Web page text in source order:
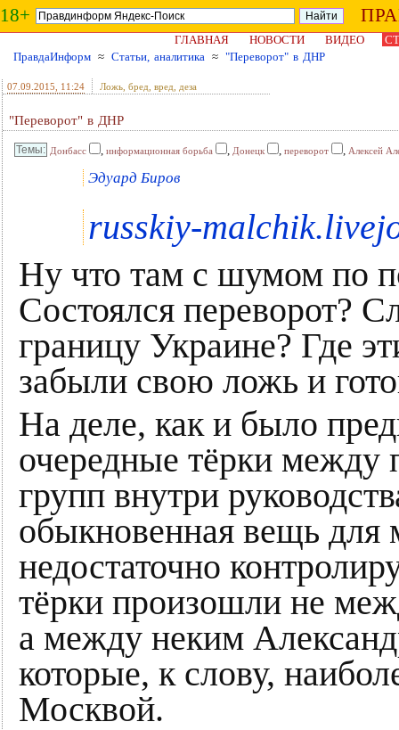
18+
ГЛАВНАЯ НОВОСТИ ВИДЕО
ПравдаИнформ ≈ Статьи, аналитика ≈ "Переворот" в ДНР
07.09.2015 , 11:24 Ложь, бред, вред, деза
"Переворот" в ДНР
Донбасс , информационная борьба , Донецк , переворот , Алексей
Эдуард Биров
russkiy-
Ну что там с шумом по
Состоялся переворот?
границу Украине? Где
забыли свою ложь и
На деле, как и было
очередные тёрки между
групп внутри
обыкновенная вещь
недостаточно
тёрки произошли не
а между неким
которые, к слову,
Москвой.